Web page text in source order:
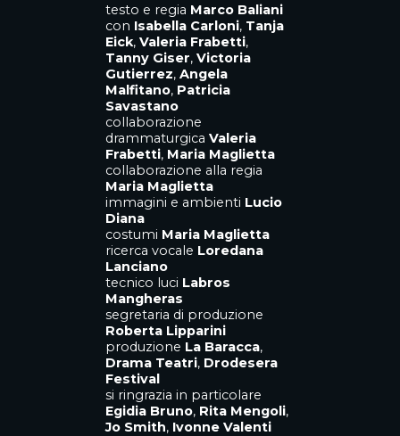
testo e regia Marco Baliani
con Isabella Carloni, Tanja
Eick,Valeria Frabetti,
Tanny Giser,Victoria
Gutierrez,Angela
Malfitano, Patricia
Savastano
collaborazione
drammaturgicaValeria
Frabetti, Maria Maglietta
collaborazione alla regia
Maria Maglietta
immagini e ambienti Lucio
Diana
costumi Maria Maglietta
ricerca vocale Loredana
Lanciano
tecnico luci Labros
Mangheras
segretaria di produzione
Roberta Lipparini
produzione La Baracca,
Drama Teatri, Drodesera
Festival
si ringrazia in particolare
Egidia Bruno, Rita Mengoli,
Jo Smith, Ivonne Valenti